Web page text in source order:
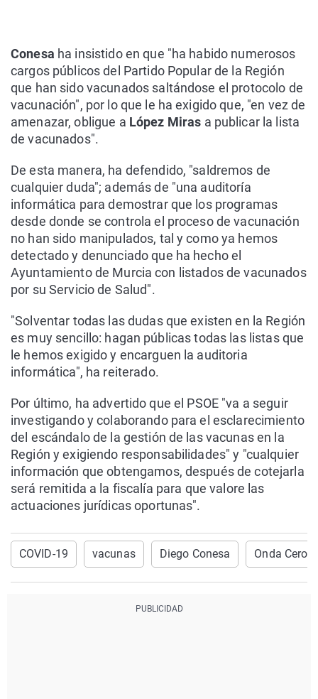
Conesa ha insistido en que "ha habido numerosos
cargos públicos del Partido Popular de la Región
que han sido vacunados saltándose el protocolo de
vacunación", por lo que le ha exigido que, "en vez de
amenazar, obligue a López Miras a publicar la lista
de vacunados".
De esta manera, ha defendido, "saldremos de
cualquier duda"; además de "una auditoría
informática para demostrar que los programas
desde donde se controla el proceso de vacunación
no han sido manipulados, tal y como ya hemos
detectado y denunciado que ha hecho el
Ayuntamiento de Murcia con listados de vacunados
por su Servicio de Salud".
"Solventar todas las dudas que existen en la Región
es muy sencillo: hagan públicas todas las listas que
le hemos exigido y encarguen la auditoria
informática", ha reiterado.
Por último, ha advertido que el PSOE "va a seguir
investigando y colaborando para el esclarecimiento
del escándalo de la gestión de las vacunas en la
Región y exigiendo responsabilidades" y "cualquier
información que obtengamos, después de cotejarla
será remitida a la fiscalía para que valore las
actuaciones jurídicas oportunas".
COVID-19 vacunas Diego Conesa Onda Cero